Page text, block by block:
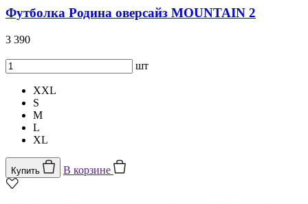
Футболка Родина оверсайз MOUNTAIN 2
3 390
шт
XXL
S
M
L
XL
Купить В корзине